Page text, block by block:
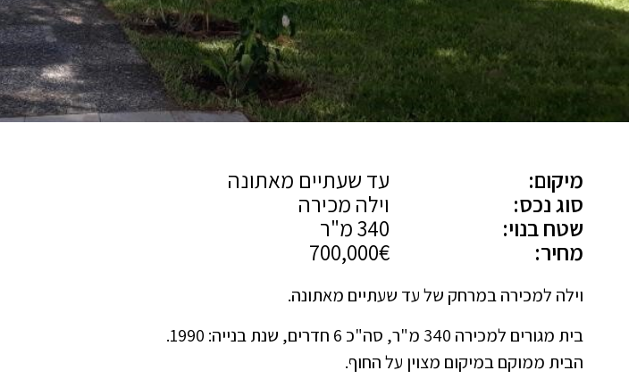
מיקום:
עד שעתיים מאתונה
סוג נכס:
וילה מכירה
שטח בנוי:
מחיר:
700,000€
וילה למכירה במרחק של עד שעתיים מאתונה.
בית מגורים למכירה 340 מ"ר, סה"כ 6 חדרים, שנת בנייה: 1990.
הבית ממוקם במיקום מצוין על החוף.